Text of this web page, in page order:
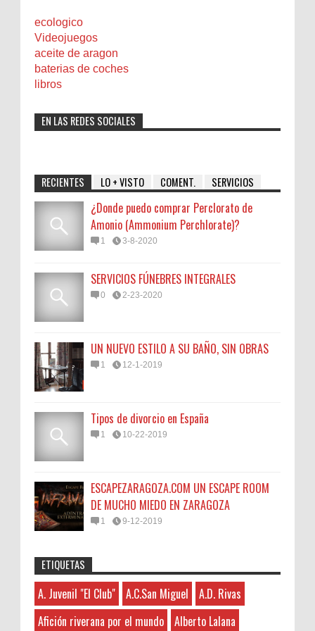
ecologico
Videojuegos
aceite de aragon
baterias de coches
libros
EN LAS REDES SOCIALES
RECIENTES LO + VISTO COMENT. SERVICIOS
¿Donde puedo comprar Perclorato de
Amonio (Ammonium Perchlorate)?
1 3-8-2020
SERVICIOS FÚNEBRES INTEGRALES
0 2-23-2020
UN NUEVO ESTILO A SU BAÑO, SIN OBRAS
1 12-1-2019
Tipos de divorcio en España
1 10-22-2019
ESCAPEZARAGOZA.COM UN ESCAPE ROOM
DE MUCHO MIEDO EN ZARAGOZA
1 9-12-2019
Sorteamos un Lomo Ibérico de Bellota de
Monsalud-Brumale S.L.
El Premio Un lomo ibérico de bellota
Anonymous:
3-7-2026
Hayat boyunca kendimizi geliştirmek
ve yeni bilgiler edinmek için çeşitli kaynaklara
45N
A. Juvenil "El Club"
A.C.San Miguel
ETIQUETAS
A. Juvenil "El Club" A.C.San Miguel
A.D. Rivas
Afición riverana por el mundo
Alberto Lalana